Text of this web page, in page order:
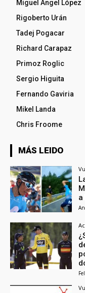
Miguel Ángel López
Rigoberto Urán
Tadej Pogacar
Richard Carapaz
Primoz Roglic
Sergio Higuita
Fernando Gaviria
Mikel Landa
Chris Froome
MÁS LEIDO
a